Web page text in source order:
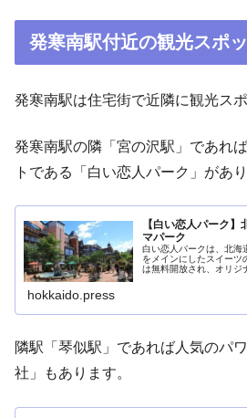
発寒南駅付近の観光スポ
発寒南駅は住宅街で近隣に観光ス
発寒南駅の隣「宮の沢駅」であれ
トである「白い恋人パーク」があり
【白い恋人パーク
マパーク
白い恋人パークは、北海
をメインにしたスイーツ
は無料開放され、オリジ
す。札幌を代表する観
hokkaido.press
隣駅「琴似駅」であれば人気のパ
社」もあります。